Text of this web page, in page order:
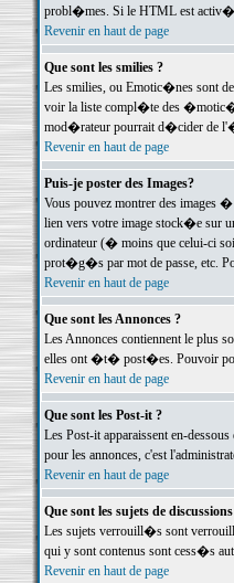
probl�mes. Si le HTML est activ�,
Revenir en haut de page
Que sont les smilies ?
Les smilies, ou Emotic�nes sont
voir la liste compl�te des
mod�rateur pourrait d�cider de
Revenir en haut de page
Puis-je poster des Images?
Vous pouvez montrer des images
lien vers votre image stock�e sur
ordinateur (� moins que celui-ci
prot�g�s par mot de passe, etc.
Revenir en haut de page
Que sont les Annonces ?
Les Annonces contiennent le plus
elles ont �t� post�es. Pouvoir
Revenir en haut de page
Que sont les Post-it ?
Les Post-it apparaissent en-
pour les annonces, c'est
Revenir en haut de page
Que sont les sujets de
Les sujets verrouill�s sont
qui y sont contenus sont cess�s
Revenir en haut de page